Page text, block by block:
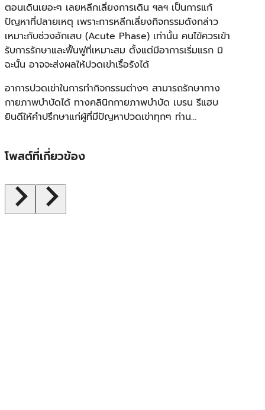
ตอนเดินเยอะๆ เลยหลีกเลี่ยงการเดิน ฯลฯ เป็นการแก้
ปัญหาที่ปลายเหตุ เพราะการหลีกเลี่ยงกิจกรรมดังกล่าว
เหมาะกับช่วงอักเสบ (Acute Phase) เท่านั้น คนไข้ควรเข้า
รับการรักษาและฟื้นฟูที่เหมาะสม ตั้งแต่มีอาการเริ่มแรก มิ
ฉะนั้น อาจจะส่งผลให้ปวดเข่าเรื้อรังได้
อาการปวดเข่าในการทำกิจกรรมต่างๆ สามารถรักษาทาง
กายภาพบำบัดได้ ทางคลินิกกายภาพบำบัด เบรน รีแฮบ
ยินดีให้คำปรึกษาแก่ผู้ที่มีปัญหาปวดเข่าทุกๆ ท่าน…
โพสต์ที่เกี่ยวข้อง